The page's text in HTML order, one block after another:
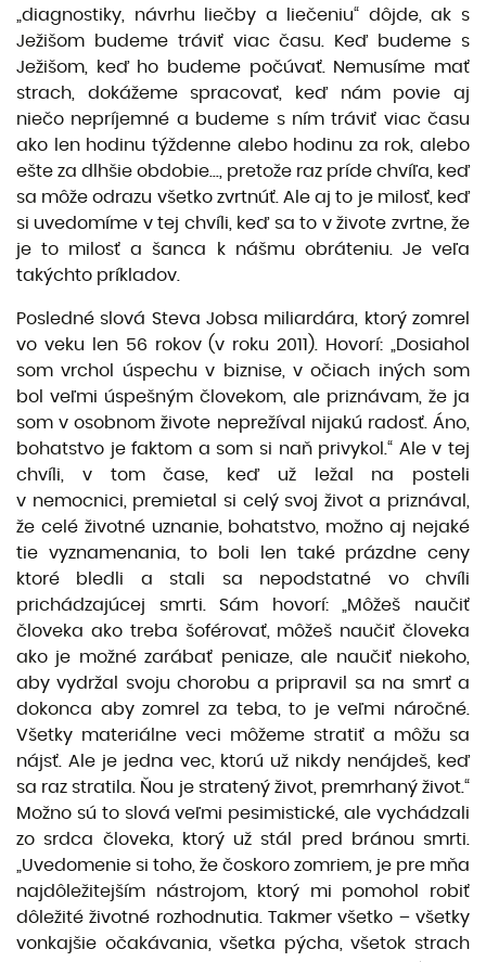
„diagnostiky, návrhu liečby a liečeniu“ dôjde, ak s
Ježišom budeme tráviť viac času. Keď budeme s
Ježišom, keď ho budeme počúvať. Nemusíme mať
strach, dokážeme spracovať, keď nám povie aj
niečo nepríjemné a budeme s ním tráviť viac času
ako len hodinu týždenne alebo hodinu za rok, alebo
ešte za dlhšie obdobie..., pretože raz príde chvíľa, keď
sa môže odrazu všetko zvrtnúť. Ale aj to je milosť, keď
si uvedomíme v tej chvíli, keď sa to v živote zvrtne, že
je to milosť a šanca k nášmu obráteniu. Je veľa
takýchto príkladov.
Posledné slová Steva Jobsa miliardára, ktorý zomrel
vo veku len 56 rokov (v roku 2011). Hovorí: „Dosiahol
som vrchol úspechu v biznise, v očiach iných som
bol veľmi úspešným človekom, ale priznávam, že ja
som v osobnom živote neprežíval nijakú radosť. Áno,
bohatstvo je faktom a som si naň privykol.“ Ale v tej
chvíli, v tom čase, keď už ležal na posteli
v nemocnici, premietal si celý svoj život a priznával,
že celé životné uznanie, bohatstvo, možno aj nejaké
tie vyznamenania, to boli len také prázdne ceny
ktoré bledli a stali sa nepodstatné vo chvíli
prichádzajúcej smrti. Sám hovorí: „Môžeš naučiť
človeka ako treba šoférovať, môžeš naučiť človeka
ako je možné zarábať peniaze, ale naučiť niekoho,
aby vydržal svoju chorobu a pripravil sa na smrť a
dokonca aby zomrel za teba, to je veľmi náročné.
Všetky materiálne veci môžeme stratiť a môžu sa
nájsť. Ale je jedna vec, ktorú už nikdy nenájdeš, keď
sa raz stratila. Ňou je stratený život, premrhaný život.“
Možno sú to slová veľmi pesimistické, ale vychádzali
zo srdca človeka, ktorý už stál pred bránou smrti.
„Uvedomenie si toho, že čoskoro zomriem, je pre mňa
najdôležitejším nástrojom, ktorý mi pomohol robiť
dôležité životné rozhodnutia. Takmer všetko – všetky
vonkajšie očakávania, všetka pýcha, všetok strach